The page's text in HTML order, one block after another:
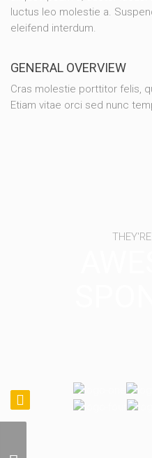
luctus leo molestie a.
eleifend interdum.
GENERAL OVERVIEW
Cras molestie porttitor felis,
Etiam vitae orci sed nunc